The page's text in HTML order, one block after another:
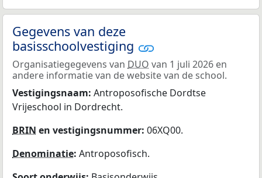
Gegevens van deze
basisschoolvestiging
Organisatiegegevens van DUO van 1 juli 2026 en
andere informatie van de website van de school.
Vestigingsnaam: Antroposofische Dordtse
Vrijeschool in Dordrecht.
BRIN en vestigingsnummer: 06XQ00.
Denominatie: Antroposofisch.